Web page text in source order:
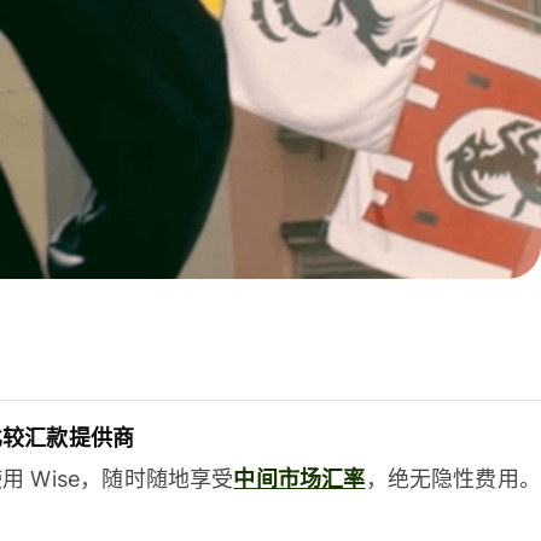
汇款提供商
Wise，随时随地享受中间市场汇率，绝无隐性费用。